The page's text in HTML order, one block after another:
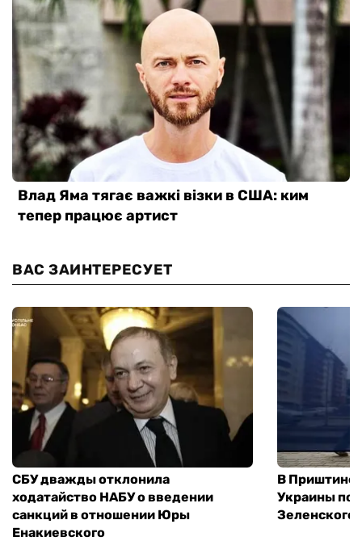
ВАС ЗАИНТЕРЕСУЕТ
СБУ дважды отклонила
ходатайство НАБУ о введении
санкций в отношении Юры
Енакиевского
В Приштине
Украины
Зеленского